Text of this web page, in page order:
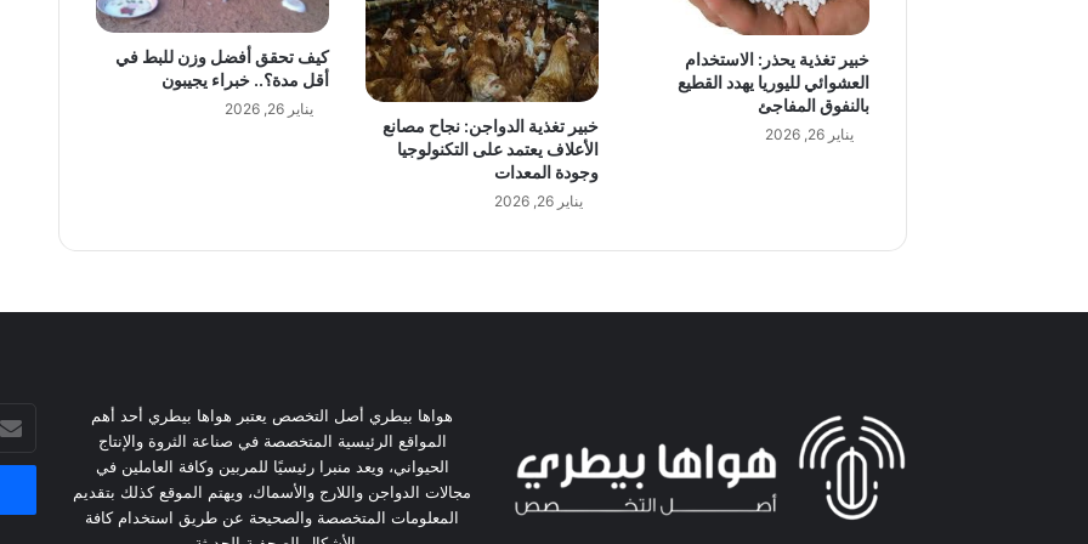
خبير تغذية يحذر: الاستخدام
العشوائي لليوريا يهدد القطيع
بالنفوق المفاجئ
يناير 26, 2026
خبير تغذية الدواجن: نجاح مصانع
الأعلاف يعتمد على التكنولوجيا
وجودة المعدات
يناير 26, 2026
كيف تحقق أفضل وزن للبط في
أقل مدة؟.. خبراء يجيبون
يناير 26, 2026
هواها بيطري أصل التخصص يعتبر هواها بيطري أحد أهم
المواقع الرئيسية المتخصصة في صناعة الثروة والإنتاج
الحيواني، ويعد منبرا رئيسيًا للمربين وكافة العاملين في
مجالات الدواجن واللارج والأسماك، ويهتم الموقع كذلك بتقديم
المعلومات المتخصصة والصحيحة عن طريق استخدام كافة